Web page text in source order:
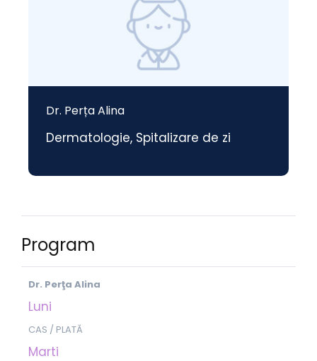
Dr. Perța Alina
Dermatologie, Spitalizare de zi
Program
Dr. Perţa Alina
Luni
CAS / PLATĂ
Marti